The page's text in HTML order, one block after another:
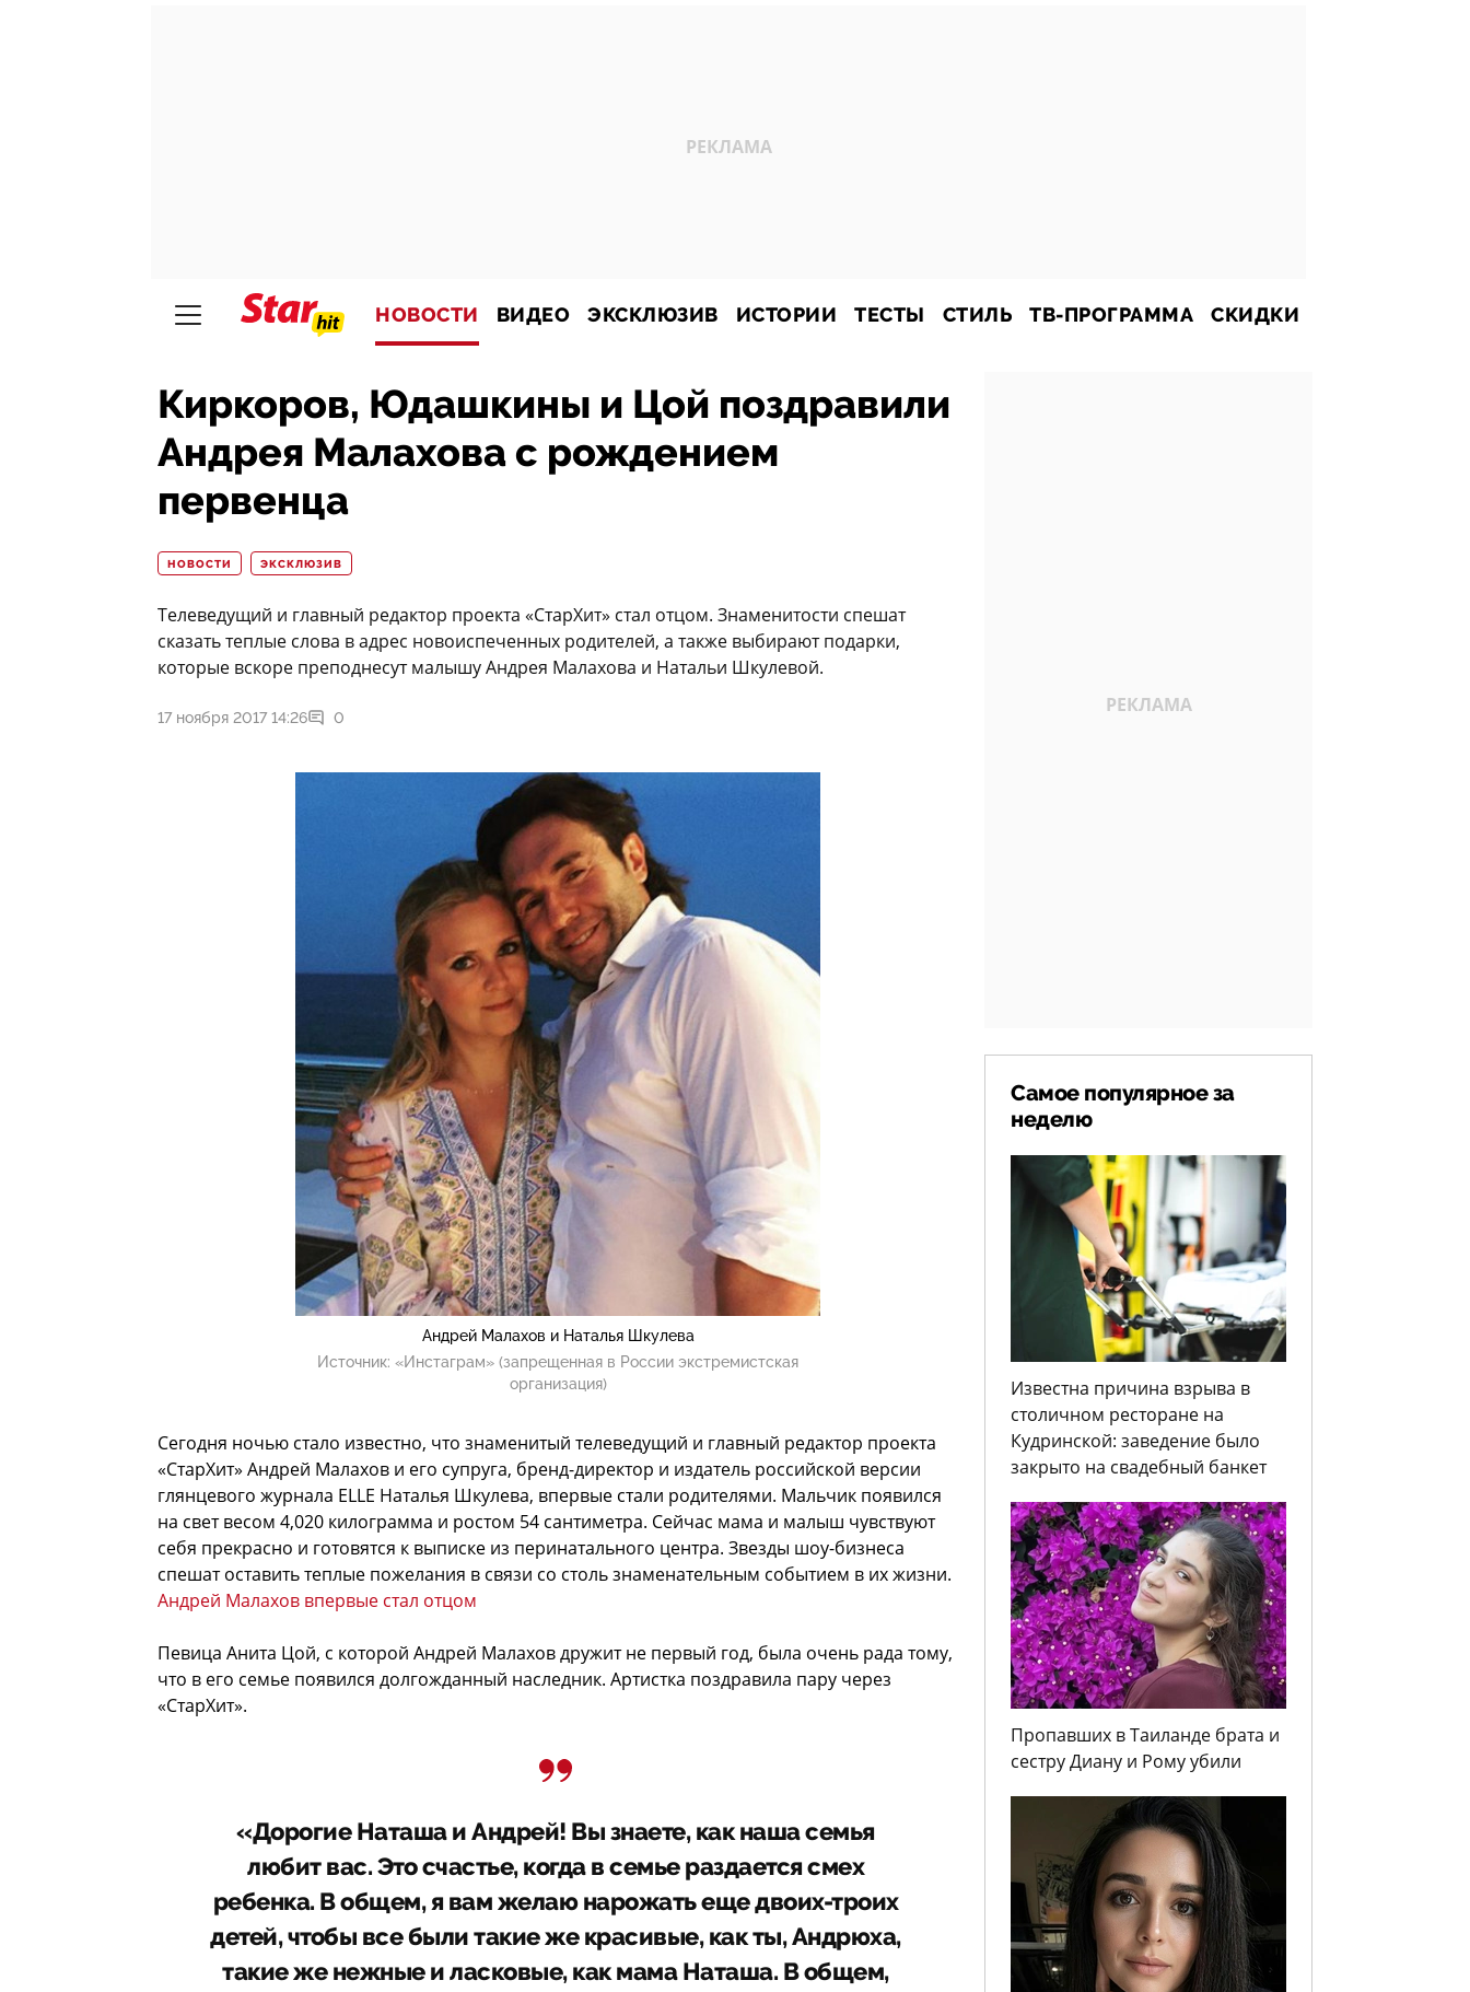
НОВОСТИ ВИДЕО ЭКСКЛЮЗИВ ИСТОРИИ ТЕСТЫ СТИЛЬ ТВ-ПРОГРАММА СКИДКИ
Киркоров, Юдашкины и Цой поздравили
Андрея Малахова с рождением
первенца
НОВОСТИ ЭКСКЛЮЗИВ
Телеведущий и главный редактор проекта «СтарХит» стал отцом. Знаменитости спешат
сказать теплые слова в адрес новоиспеченных родителей, а также выбирают подарки,
которые вскоре преподнесут малышу Андрея Малахова и Натальи Шкулевой.
17 ноября 2017 14:26 0
Андрей Малахов и Наталья Шкулева
Источник: «Инстаграм» (запрещенная в России экстремистская
организация)
Сегодня ночью стало известно, что знаменитый телеведущий и главный редактор проекта
«СтарХит» Андрей Малахов и его супруга, бренд-директор и издатель российской версии
глянцевого журнала ELLE Наталья Шкулева, впервые стали родителями. Мальчик появился
на свет весом 4,020 килограмма и ростом 54 сантиметра. Сейчас мама и малыш чувствуют
себя прекрасно и готовятся к выписке из перинатального центра. Звезды шоу-бизнеса
спешат оставить теплые пожелания в связи со столь знаменательным событием в их жизни.
Андрей Малахов впервые стал отцом
Певица Анита Цой, с которой Андрей Малахов дружит не первый год, была очень рада тому,
что в его семье появился долгожданный наследник. Артистка поздравила пару через
«СтарХит».
«Дорогие Наташа и Андрей! Вы знаете, как наша семья
любит вас. Это счастье, когда в семье раздается смех
ребенка. В общем, я вам желаю нарожать еще двоих-троих
детей, чтобы все были такие же красивые, как ты, Андрюха,
такие же нежные и ласковые, как мама Наташа. В общем,
Самое популярное за
неделю
Известна причина взрыва в
столичном ресторане на
Кудринской: заведение было
закрыто на свадебный банкет
Пропавших в Таиланде брата и
сестру Диану и Рому убили